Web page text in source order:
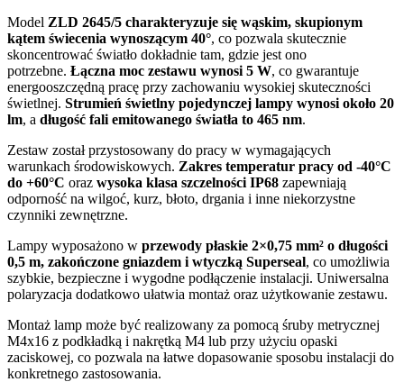
Model ZLD 2645/5 charakteryzuje się wąskim, skupionym
kątem świecenia wynoszącym 40°, co pozwala skutecznie
skoncentrować światło dokładnie tam, gdzie jest ono
potrzebne. Łączna moc zestawu wynosi 5 W, co gwarantuje
energooszczędną pracę przy zachowaniu wysokiej skuteczności
świetlnej. Strumień świetlny pojedynczej lampy wynosi około 20
lm, a długość fali emitowanego światła to 465 nm.
Zestaw został przystosowany do pracy w wymagających
warunkach środowiskowych. Zakres temperatur pracy od -40°C
do +60°C oraz wysoka klasa szczelności IP68 zapewniają
odporność na wilgoć, kurz, błoto, drgania i inne niekorzystne
czynniki zewnętrzne.
Lampy wyposażono w przewody płaskie 2×0,75 mm² o długości
0,5 m, zakończone gniazdem i wtyczką Superseal, co umożliwia
szybkie, bezpieczne i wygodne podłączenie instalacji. Uniwersalna
polaryzacja dodatkowo ułatwia montaż oraz użytkowanie zestawu.
Montaż lamp może być realizowany za pomocą śruby metrycznej
M4x16 z podkładką i nakrętką M4 lub przy użyciu opaski
zaciskowej, co pozwala na łatwe dopasowanie sposobu instalacji do
konkretnego zastosowania.